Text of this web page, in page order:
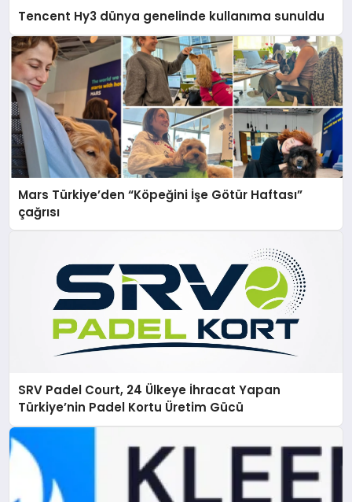
Tencent Hy3 dünya genelinde kullanıma sunuldu
Mars Türkiye’den “Köpeğini İşe Götür Haftası”
çağrısı
SRV Padel Court, 24 Ülkeye İhracat Yapan
Türkiye’nin Padel Kortu Üretim Gücü